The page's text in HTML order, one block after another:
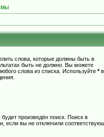
слова, которые должны быть в
быть не должно. Вы можете
слова из списка. Используйте *в
произведён поиск. Поиск в
если вы не отключили